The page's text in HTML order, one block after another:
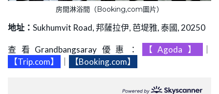
房間淋浴間（Booking,com圖片）
地址： Sukhumvit Road, 邦薩拉伊, 芭堤雅, 泰國, 20250
查看Grandbangsaray優惠： 【Agoda】
【Trip.com】
【Booking.com】